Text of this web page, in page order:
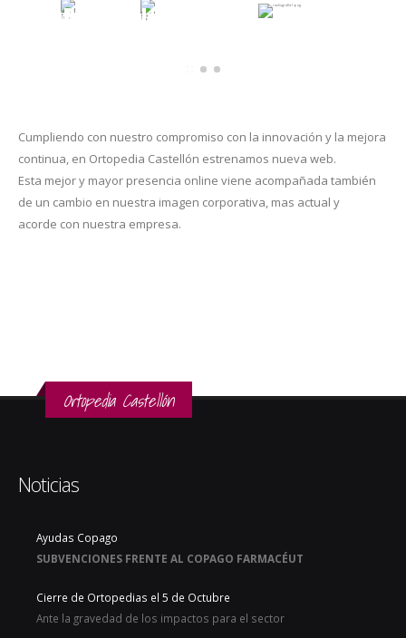
ORTOPEDIA
Cumpliendo con nuestro compromiso con la innovación y la mejora
continua, en Ortopedia Castellón estrenamos nueva web.
Esta mejor y mayor presencia online viene acompañada también
de un cambio en nuestra imagen corporativa, mas actual y
acorde con nuestra empresa.
Ortopedia Castellón
Noticias
Ayudas Copago
SUBVENCIONES FRENTE AL COPAGO FARMACÉUT
Cierre de Ortopedias el 5 de Octubre
Ante la gravedad de los impactos para el sector